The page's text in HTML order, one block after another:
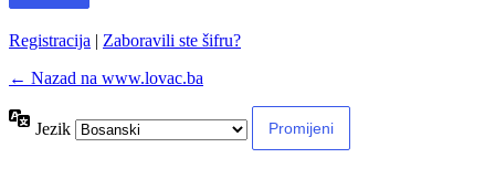
Registracija | Zaboravili ste šifru?
← Nazad na www.lovac.ba
Jezik